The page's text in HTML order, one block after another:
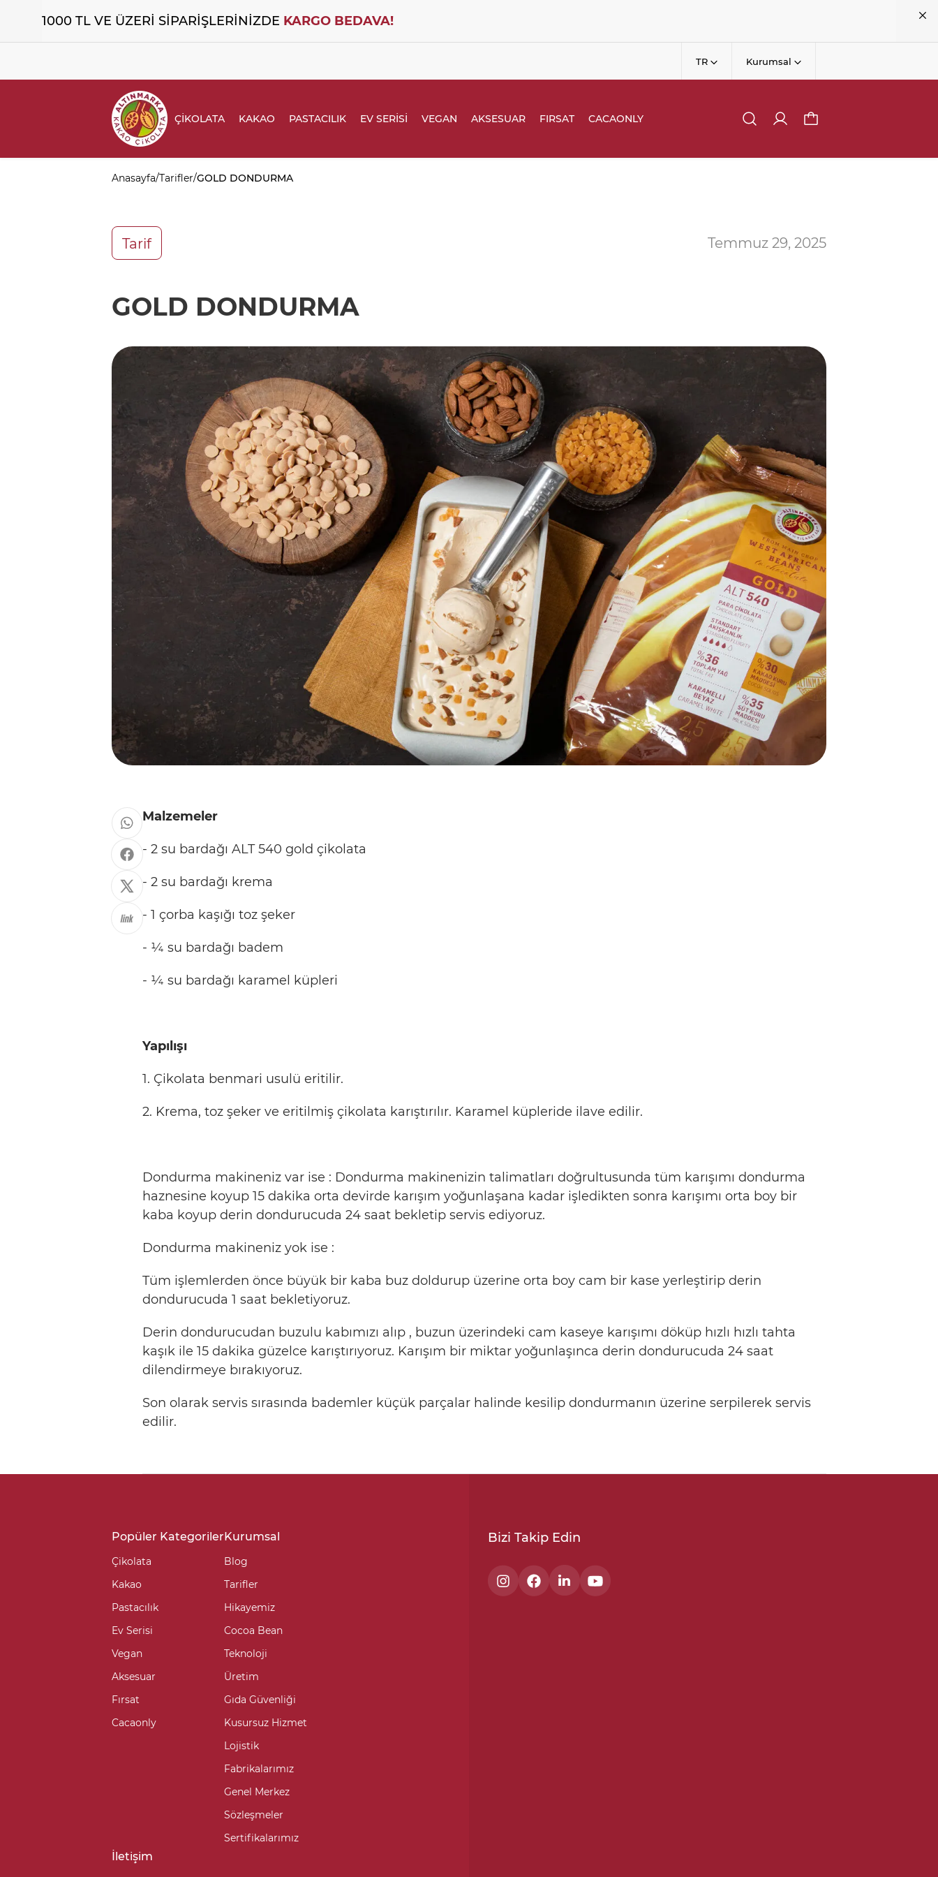
1000 TL VE ÜZERİ SİPARİŞLERİNİZDE KARGO BEDAVA!
TR Kurumsal
ÇİKOLATA KAKAO PASTACILIK EV SERİSİ VEGAN AKSESUAR FIRSAT CACAONLY
Anasayfa/Tarifler/GOLD DONDURMA
Tarif Temmuz 29, 2025
GOLD DONDURMA
Malzemeler
- 2 su bardağı ALT 540 gold çikolata
- 2 su bardağı krema
- 1 çorba kaşığı toz şeker
- ¼ su bardağı badem
- ¼ su bardağı karamel küpleri
Yapılışı
1. Çikolata benmari usulü eritilir.
2. Krema, toz şeker ve eritilmiş çikolata karıştırılır. Karamel küpleride ilave edilir.
Dondurma makineniz var ise : Dondurma makinenizin talimatları doğrultusunda tüm karışımı dondurma
haznesine koyup 15 dakika orta devirde karışım yoğunlaşana kadar işledikten sonra karışımı orta boy bir
kaba koyup derin dondurucuda 24 saat bekletip servis ediyoruz.
Dondurma makineniz yok ise :
Tüm işlemlerden önce büyük bir kaba buz doldurup üzerine orta boy cam bir kase yerleştirip derin
dondurucuda 1 saat bekletiyoruz.
Derin dondurucudan buzulu kabımızı alıp , buzun üzerindeki cam kaseye karışımı döküp hızlı hızlı tahta
kaşık ile 15 dakika güzelce karıştırıyoruz. Karışım bir miktar yoğunlaşınca derin dondurucuda 24 saat
dilendirmeye bırakıyoruz.
Son olarak servis sırasında bademler küçük parçalar halinde kesilip dondurmanın üzerine serpilerek servis
edilir.
Popüler Kategoriler
Çikolata
Kakao
Pastacılık
Ev Serisi
Vegan
Aksesuar
Fırsat
Cacaonly
Kurumsal
Blog
Tarifler
Hikayemiz
Cocoa Bean
Teknoloji
Üretim
Gıda Güvenliği
Kusursuz Hizmet
Lojistik
Fabrikalarımız
Genel Merkez
Sözleşmeler
Sertifikalarımız
İletişim
Bizi Takip Edin